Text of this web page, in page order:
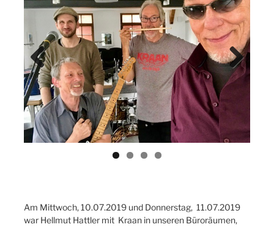
Previ
ous
Next
Am Mittwoch, 10.07.2019 und Donnerstag, 11.07.2019
war Hellmut Hattler mit Kraan in unseren Büroräumen,